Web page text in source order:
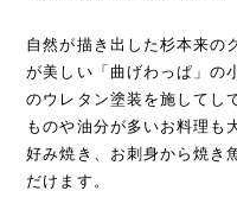
自然が描き出した杉本来の
が美しい「曲げわっぱ」の
のウレタン塗装を施してし
ものや油分が多いお料理も
好み焼き、お刺身から焼き
だけます。